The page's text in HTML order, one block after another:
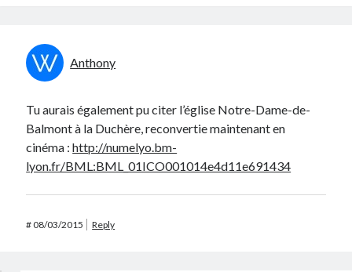
Anthony
Tu aurais également pu citer l’église Notre-Dame-de-
Balmont à la Duchère, reconvertie maintenant en
cinéma :http://numelyo.bm-
lyon.fr/BML:BML_01ICO001014e4d11e691434
#08/03/2015 Reply